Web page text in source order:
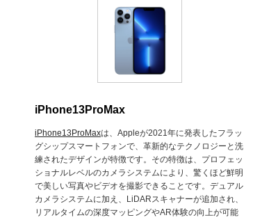
iPhone13ProMax
iPhone13ProMaxは、Appleが2021年に発表したフラッ
グシップスマートフォンで、革新的なテクノロジーと洗
練されたデザインが特徴です。その特徴は、プロフェッ
ショナルレベルのカメラシステムにより、驚くほど鮮明
で美しい写真やビデオを撮影できることです。デュアル
カメラシステムに加え、LiDARスキャナーが追加され、
リアルタイムの深度マッピングやAR体験の向上が可能